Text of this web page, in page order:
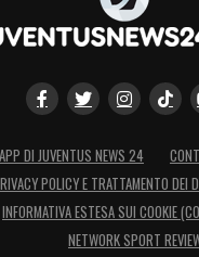
DI JUVENTUS NEWS 24
POLICY E TRATTAMENTO DEI
INFORMATIVA ESTESA SUI COOKIE
NETWORK SPORT